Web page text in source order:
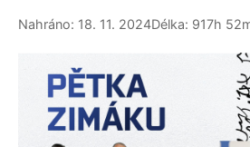
Nahráno: 18. 11. 2024Délka: 917h